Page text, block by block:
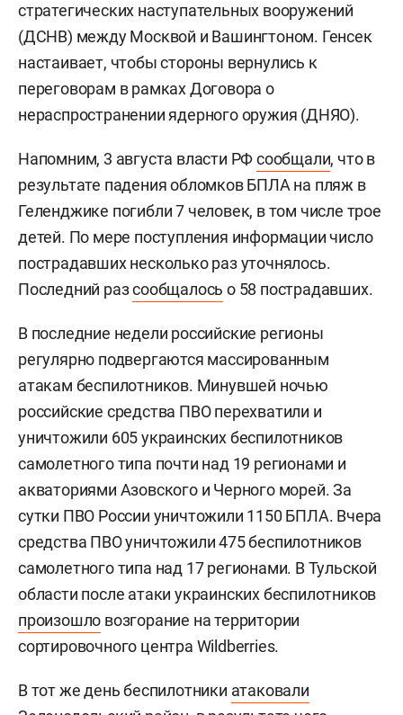
стратегических наступательных вооружений
(ДСНВ) между Москвой и Вашингтоном. Генсек
настаивает, чтобы стороны вернулись к
переговорам в рамках Договора о
нераспространении ядерного оружия (ДНЯО).
Напомним, 3 августа власти РФсообщали, что в
результате падения обломков БПЛА на пляж в
Геленджике погибли 7 человек, в том числе трое
детей. По мере поступления информации число
пострадавших несколько раз уточнялось.
Последний разсообщалось о 58 пострадавших.
В последние недели российские регионы
регулярно подвергаются массированным
атакам беспилотников. Минувшей ночью
российские средства ПВО перехватили и
уничтожили 605 украинских беспилотников
самолетного типа почти над 19 регионами и
акваториями Азовского и Черного морей. За
сутки ПВО России уничтожили 1150 БПЛА. Вчера
средства ПВО уничтожили 475 беспилотников
самолетного типа над 17 регионами. В Тульской
области после атаки украинских беспилотников
произошло возгорание на территории
сортировочного центра Wildberries.
В тот же день беспилотники атаковали